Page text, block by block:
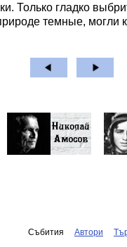
Только гладко
темные, могли
Събития Автори